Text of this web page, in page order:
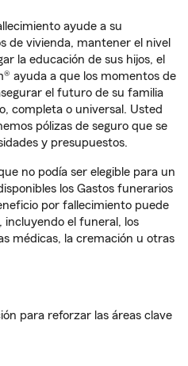
ayude a su
de vivienda, mantener el nivel
la educación de sus hijos, el
ayuda a que los momentos de
el futuro de su familia
completa o universal. Usted
pólizas de seguro que se
y presupuestos.
no podía ser elegible para un
los Gastos funerarios
por fallecimiento puede
incluyendo el funeral, los
médicas, la cremación u otras
para reforzar las áreas clave